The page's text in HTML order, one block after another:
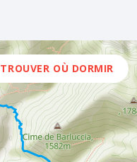
TROUVER OÙ DORMIR